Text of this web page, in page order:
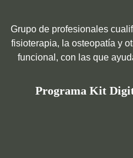
Grupo de profesionales
fisioterapia, la osteopatía y
funcional, con las que
Programa Kit